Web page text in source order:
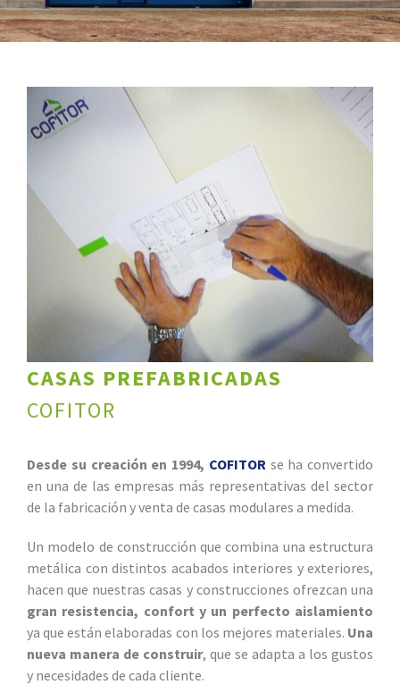
CASAS PREFABRICADAS
COFITOR
Desde su creación en 1994, COFITOR se ha convertido
en una de las empresas más representativas del sector
de la fabricación y venta de casas modulares a medida.
Un modelo de construcción que combina una estructura
metálica con distintos acabados interiores y exteriores,
hacen que nuestras casas y construcciones ofrezcan una
gran resistencia, confort y un perfecto aislamiento
ya que están elaboradas con los mejores materiales. Una
nueva manera de construir, que se adapta a los gustos
y necesidades de cada cliente.